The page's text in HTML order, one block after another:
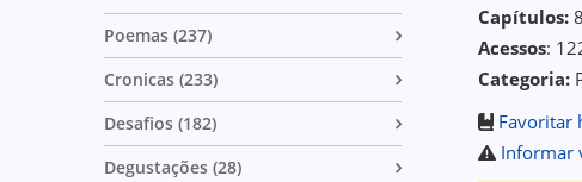
Poemas (237)
Cronicas (233)
Desafios (182)
Degustações (28)
Capítulos:
Acessos:
Categoria:
Favoritar
Informar